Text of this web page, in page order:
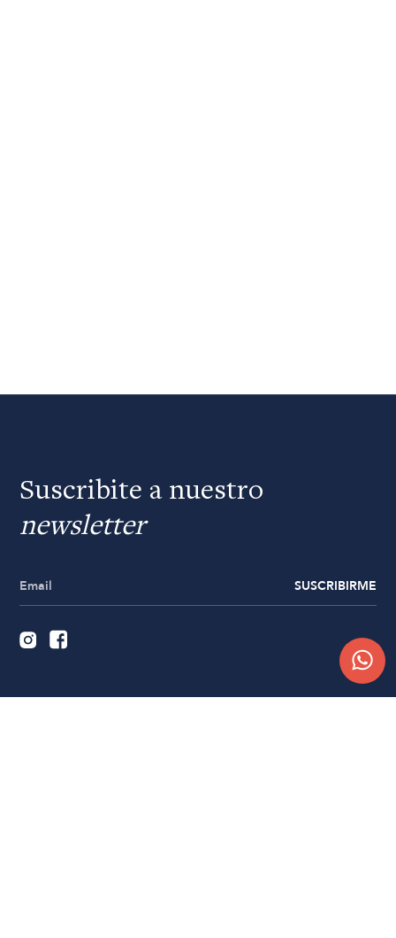
Suscribite a nuestro
newsletter
SUSCRIBIRME